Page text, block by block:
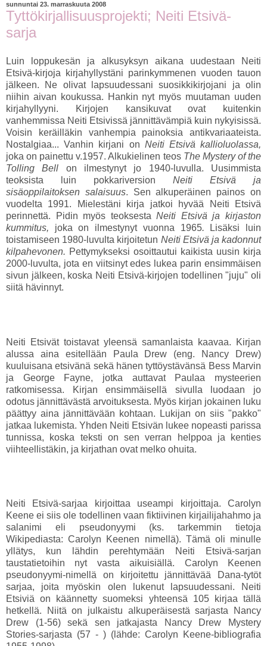
sunnuntai 23. marraskuuta 2008
Tyttökirjallisuusprojekti; Neiti Etsivä-
sarja
Luin loppukesän ja alkusyksyn aikana uudestaan Neiti
Etsivä-kirjoja kirjahyllystäni parinkymmenen vuoden tauon
jälkeen. Ne olivat lapsuudessani suosikkikirjojani ja olin
niihin aivan koukussa. Hankin nyt myös muutaman uuden
kirjahyllyyni. Kirjojen kansikuvat ovat kuitenkin
vanhemmissa Neiti Etsivissä jännittävämpiä kuin nykyisissä.
Voisin keräilläkin vanhempia painoksia antikvariaateista.
Nostalgiaa... Vanhin kirjani on Neiti Etsivä kallioluolassa,
joka on painettu v.1957. Alkukielinen teos The Mystery of the
Tolling Bell on ilmestynyt jo 1940-luvulla. Uusimmista
teoksista luin pokkariversion Neiti Etsivä ja
sisäoppilaitoksen salaisuus. Sen alkuperäinen painos on
vuodelta 1991. Mielestäni kirja jatkoi hyvää Neiti Etsivä
perinnettä. Pidin myös teoksestaNeiti Etsivä ja kirjaston
kummitus, joka on ilmestynyt vuonna 1965.
Lisäksi luin
toistamiseen 1980-luvulta kirjoitetun Neiti Etsivä ja kadonnut
kilpahevonen. Pettymykseksi osoittautui kaikista uusin kirja
2000-luvulta, jota en viitsinyt edes lukea parin ensimmäisen
sivun jälkeen, koska Neiti Etsivä-kirjojen todellinen "juju" oli
siitä hävinnyt.
Neiti Etsivät toistavat yleensä samanlaista kaavaa. Kirjan
alussa aina esitellään Paula Drew (eng. Nancy Drew)
kuuluisana etsivänä sekä hänen tyttöystävänsä Bess Marvin
ja George Fayne, jotka auttavat Paulaa mysteerien
ratkomisessa. Kirjan ensimmäisellä sivulla luodaan jo
odotus jännittävästä arvoituksesta. Myös kirjan jokainen luku
päättyy aina jännittävään kohtaan. Lukijan on siis "pakko"
jatkaa lukemista. Yhden Neiti Etsivän lukee nopeasti parissa
tunnissa, koska teksti on sen verran helppoa ja kenties
viihteellistäkin, ja kirjathan ovat melko ohuita.
Neiti Etsivä-sarjaa kirjoittaa useampi kirjoittaja. Carolyn
Keene ei siis ole todellinen vaan fiktiivinen kirjailijahahmo ja
salanimi eli pseudonyymi (ks. tarkemmin tietoja
Wikipediasta: Carolyn Keenen nimellä). Tämä oli minulle
yllätys, kun lähdin perehtymään Neiti Etsivä-sarjan
taustatietoihin nyt vasta aikuisiällä. Carolyn Keenen
pseudonyymi-nimellä on kirjoitettu jännittävää Dana-tytöt
sarjaa, joita myöskin olen lukenut lapsuudessani. Neiti
Etsiviä on käännetty suomeksi yhteensä 105 kirjaa tällä
hetkellä. Niitä on julkaistu alkuperäisestä sarjasta Nancy
Drew (1-56) sekä sen jatkajasta Nancy Drew Mystery
Stories-sarjasta (57 - ) (lähde: Carolyn Keene-bibliografia